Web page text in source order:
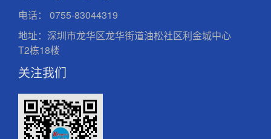
电话：
0755-83044319
地址：深圳市龙华区龙华街道油松社区利金城中心
T2栋18楼
关注我们